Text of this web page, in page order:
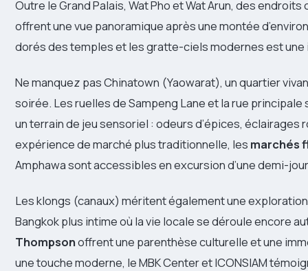
Outre le Grand Palais, Wat Pho et Wat Arun, des
offrent une vue panoramique après une montée
dorés des temples et les gratte-ciels modernes est une
Ne manquez pas Chinatown (Yaowarat), un quartier
soirée. Les ruelles de Sampeng Lane et la rue
un terrain de jeu sensoriel : odeurs d’épices,
expérience de marché plus traditionnelle, les marchés
Amphawa sont accessibles en excursion d’une demi-
Les klongs (canaux) méritent également une
Bangkok plus intime où la vie locale se déroule encore
Thompsonoffrent une parenthèse culturelle et une
une touche moderne, le MBK Center et ICONSIAM